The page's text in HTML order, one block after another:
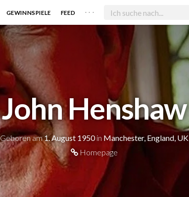
GEWINNSPIELE FEED . . .
John Henshaw
Geboren am1. August 1950in Manchester, England, UK
Homepage